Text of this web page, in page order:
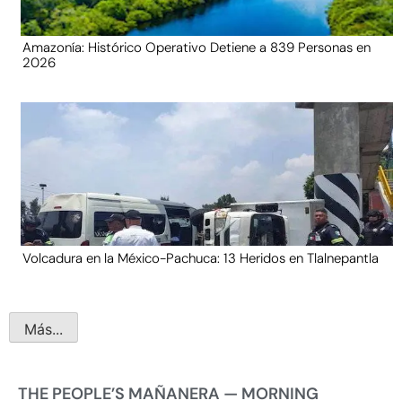
Amazonía: Histórico Operativo Detiene a 839 Personas en
2026
Volcadura en la México-Pachuca: 13 Heridos en Tlalnepantla
Más...
THE PEOPLE’S MAÑANERA — MORNING